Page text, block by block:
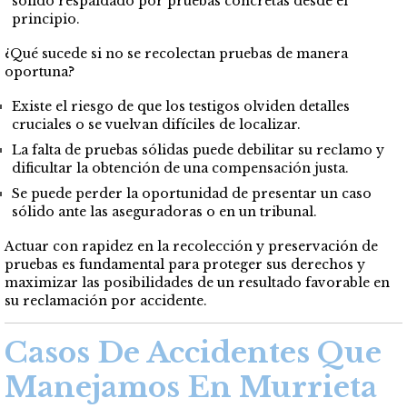
principio.
¿Qué sucede si no se recolectan pruebas de manera
oportuna?
Existe el riesgo de que los testigos olviden detalles
cruciales o se vuelvan difíciles de localizar.
La falta de pruebas sólidas puede debilitar su reclamo y
dificultar la obtención de una compensación justa.
Se puede perder la oportunidad de presentar un caso
sólido ante las aseguradoras o en un tribunal.
Actuar con rapidez en la recolección y preservación de
pruebas es fundamental para proteger sus derechos y
maximizar las posibilidades de un resultado favorable en
su reclamación por accidente.
Casos De Accidentes Que
Manejamos En Murrieta